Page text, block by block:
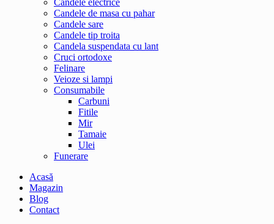
Candele de masa cu pahar
Candele sare
Candele tip troita
Candela suspendata cu lant
Cruci ortodoxe
Felinare
Veioze si lampi
Consumabile
Carbuni
Fitile
Mir
Tamaie
Ulei
Funerare
Acasă
Magazin
Blog
Contact